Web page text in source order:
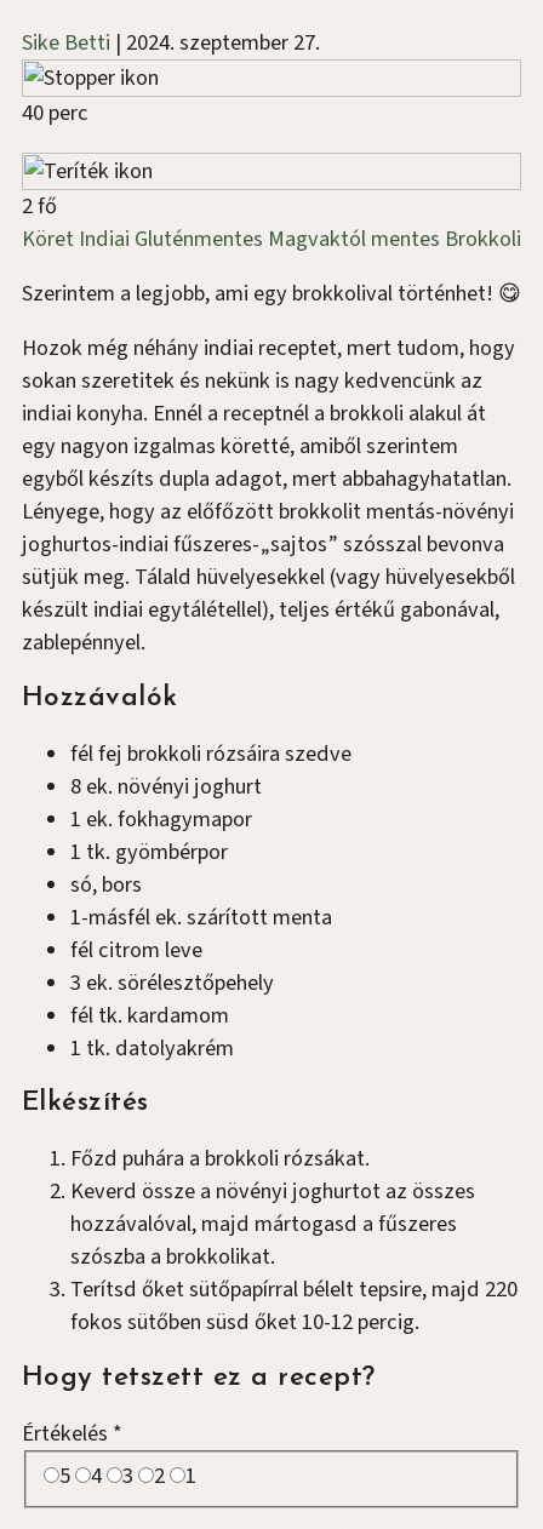
Sike Betti | 2024. szeptember 27.
40 perc
2 fő
Köret Indiai Gluténmentes Magvaktól mentes Brokkoli
Szerintem a legjobb, ami egy brokkolival történhet! 😋
Hozok még néhány indiai receptet, mert tudom, hogy
sokan szeretitek és nekünk is nagy kedvencünk az
indiai konyha. Ennél a receptnél a brokkoli alakul át
egy nagyon izgalmas köretté, amiből szerintem
egyből készíts dupla adagot, mert abbahagyhatatlan.
Lényege, hogy az előfőzött brokkolit mentás-növényi
joghurtos-indiai fűszeres-„sajtos” szósszal bevonva
sütjük meg. Tálald hüvelyesekkel (vagy hüvelyesekből
készült indiai egytálétellel), teljes értékű gabonával,
zablepénnyel.
Hozzávalók
félfej brokkoli rózsáira szedve
8ek. növényi joghurt
1 ek.fokhagymapor
1 tk. gyömbérpor
só, bors
1-másfélek.szárított menta
félcitrom leve
3 ek.sörélesztőpehely
féltk. kardamom
1 tk. datolyakrém
Elkészítés
Főzd puhára a brokkoli rózsákat.
Keverd össze a növényi joghurtot az összes
hozzávalóval, majd mártogasd a fűszeres
szószba a brokkolikat.
Terítsd őket sütőpapírral bélelt tepsire, majd 220
fokos sütőben süsd őket 10-12 percig.
Hogy tetszett ez a recept?
Értékelés *
5
4 3 2 1